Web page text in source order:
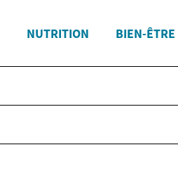
NUTRITION BIEN-ÊTRE